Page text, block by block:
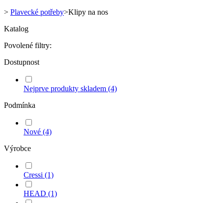
> Plavecké potřeby>Klipy na nos
Katalog
Povolené filtry:
Dostupnost
Nejprve produkty skladem (4)
Podmínka
Nové (4)
Výrobce
Cressi (1)
HEAD (1)